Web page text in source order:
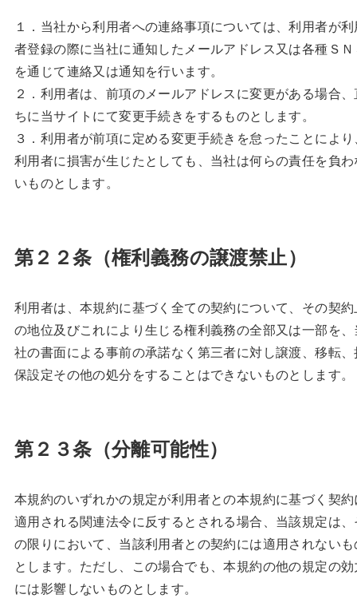
１．当社から利用者への連絡事項については、利用者が
者登録の際に当社に通知したメールアドレス又は各種Ｓ
を通じて連絡又は通知を行います。
２．利用者は、前項のメールアドレスに変更がある場合
ちに当サイトにて変更手続きをするものとします。
３．利用者が前項に定める変更手続きを怠ったことによ
利用者に損害が生じたとしても、当社は何らの責任を負
いものとします。
第２２条（権利義務の譲渡禁止）
利用者は、本規約に基づく全ての契約について、その契
の地位及びこれにより生じる権利義務の全部又は一部を
社の書面による事前の承諾なく第三者に対し譲渡、移転
保設定その他の処分をすることはできないものとします。
第２３条（分離可能性）
本規約のいずれかの規定が利用者との本規約に基づく契
適用される関連法令に反するとされる場合、当該規定は
の限りにおいて、当該利用者との契約には適用されない
とします。ただし、この場合でも、本規約の他の規定の
には影響しないものとします。